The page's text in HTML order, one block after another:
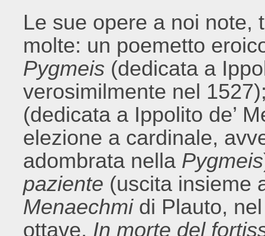
Le sue opere a noi note,
molte: un poemetto
Pygmeis (dedicata a
verosimilmente nel
(dedicata a Ippolito de’
elezione a cardinale,
adombrata nella Pygmeis
paziente (uscita insieme
Menaechmidi Plauto,
ottave, In morte del